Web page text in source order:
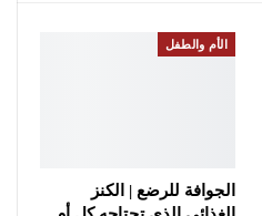
الأم والطفل
الجوافة للرضع | الكنز